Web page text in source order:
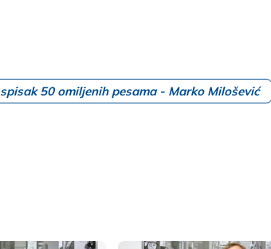
spisak 50 omiljenih pesama - Marko Milošević